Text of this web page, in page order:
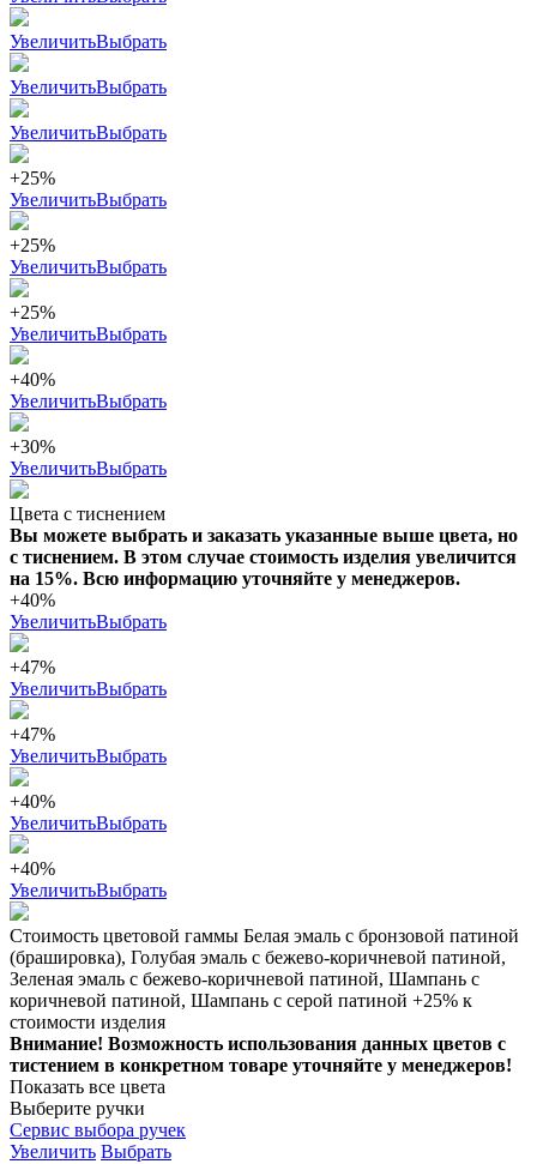
УвеличитьВыбрать
УвеличитьВыбрать
УвеличитьВыбрать
+25%
УвеличитьВыбрать
+25%
УвеличитьВыбрать
+25%
УвеличитьВыбрать
+40%
УвеличитьВыбрать
+30%
УвеличитьВыбрать
Цвета с тиснением
Вы можете выбрать и заказать указанные выше цвета, но
с тиснением. В этом случае стоимость изделия увеличится
на 15%. Всю информацию уточняйте у менеджеров.
+40%
УвеличитьВыбрать
+47%
УвеличитьВыбрать
+47%
УвеличитьВыбрать
+40%
УвеличитьВыбрать
+40%
УвеличитьВыбрать
Стоимость цветовой гаммы Белая эмаль с бронзовой патиной
(брашировка), Голубая эмаль с бежево-коричневой патиной,
Зеленая эмаль с бежево-коричневой патиной, Шампань с
коричневой патиной, Шампань с серой патиной +25% к
стоимости изделия
Внимание! Возможность использования данных цветов с
тистением в конкретном товаре уточняйте у менеджеров!
Показать все цвета
Выберите ручки
Сервис выбора ручек
Увеличить Выбрать